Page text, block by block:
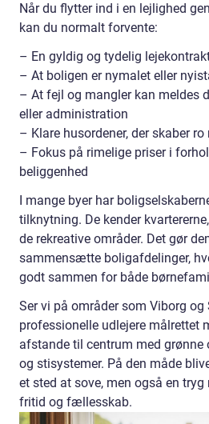
Når du flytter ind i en lejlighed
kan du normalt forvente:
– En gyldig og tydelig
– At boligen er nymalet eller
– At fejl og mangler kan meldes
eller administration
– Klare husordener, der skaber
– Fokus på rimelige priser i
beliggenhed
I mange byer har
tilknytning. De kender
de rekreative områder. Det gør
sammensætte boligafdelinger,
godt sammen for både
Ser vi på områder som Viborg og
professionelle udlejere målrettet
afstande til centrum med grønne
og stisystemer. På den måde
et sted at sove, men også en
fritid og fællesskab.